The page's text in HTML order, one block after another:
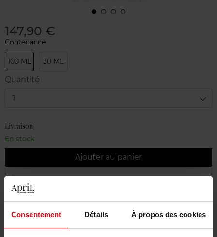
Consentement Détails À propos des cookies
147,90 €
Contenance
100 ML 30 ML
Quantité
1
Livraison
En stock
Ajouter au panier
Livraison gratuite à partir de 55€
Retour gratuit dans votre magasin
Emballage cadeau offert